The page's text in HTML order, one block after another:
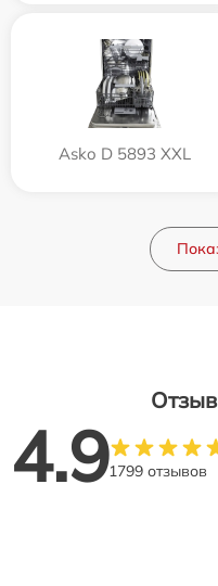
Asko D 5893 XXL
4.91799 отзывов